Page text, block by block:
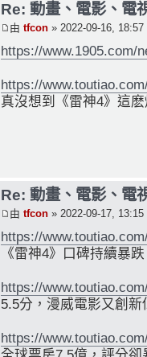
Re: 動畫、電影、電
由 tfcon » 2022-09-16, 18:57
https://www.1905.com/
https://
真沒想到《雷神4》這麽
Re: 動畫、電影、電
由 tfcon » 2022-09-17, 13:15
https://
《雷神4》口碑持續暴
https://
5.5分，漫威電影又創
https://